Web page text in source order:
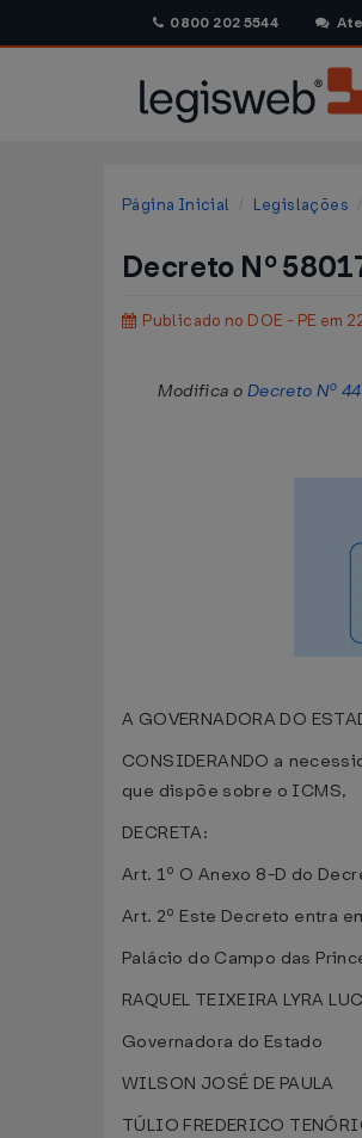
0800 202 5544
Página Inicial Legislações
Decreto Nº
Publicado no DOE - PE em
Modifica o Decreto Nº
A GOVERNADORA DO
CONSIDERANDO a
que dispõe sobre o ICMS,
DECRETA:
Art. 1º O Anexo 8-D do
Art. 2º Este Decreto entra
Palácio do Campo das
RAQUEL TEIXEIRA LYRA
Governadora do Estado
WILSON JOSÉ DE PAULA
TÚLIO FREDERICO